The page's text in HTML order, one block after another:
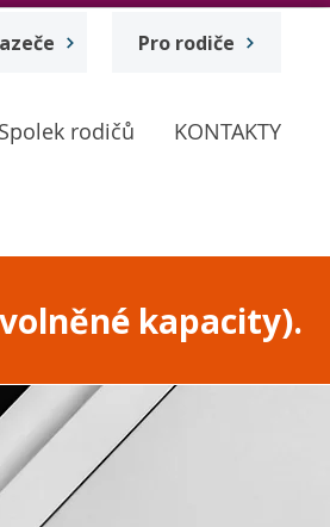
Pro rodiče
Spolek rodičů KONTAKTY
kapacity).